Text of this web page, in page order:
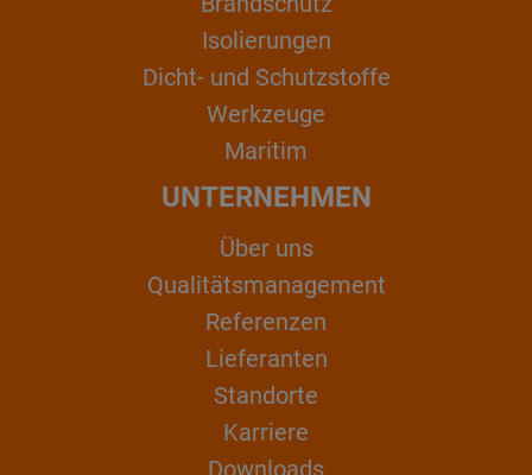
Isolierungen
Dicht- und Schutzstoffe
Werkzeuge
Maritim
UNTERNEHMEN
Über uns
Qualitätsmanagement
Referenzen
Lieferanten
Standorte
Karriere